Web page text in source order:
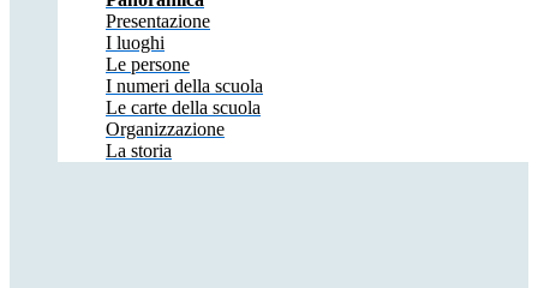
Presentazione
I luoghi
Le persone
I numeri della scuola
Le carte della scuola
Organizzazione
La storia